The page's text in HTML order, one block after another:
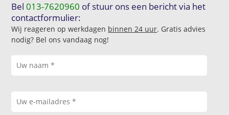
Bel013-7620960 of stuur ons een bericht via het
contactformulier:
Wij reageren op werkdagen binnen 24 uur. Gratis advies
nodig? Bel ons vandaag nog!